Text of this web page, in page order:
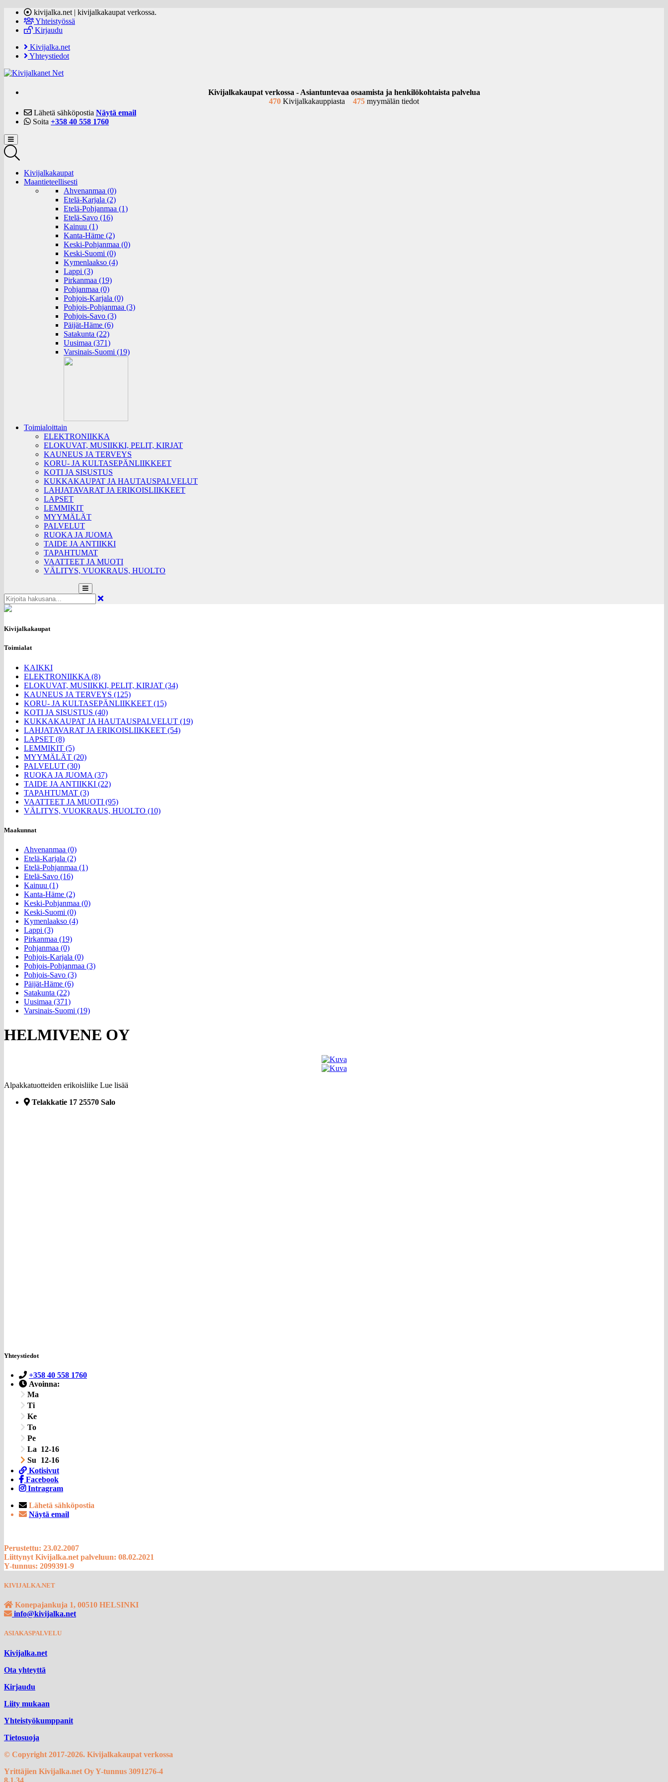
kivijalka.net | kivijalkakaupat verkossa.
Yhteistyössä
Kirjaudu
Kivijalka.net
Yhteystiedot
Kivijalkakaupat verkossa - Asiantuntevaa osaamista ja henkilökohtaista palvelua
470 Kivijalkakauppiasta 475 myymälän tiedot
Lähetä sähköpostia Näytä email
Soita +358 40 558 1760
Kivijalkakaupat
Maantieteellisesti
Ahvenanmaa (0)
Etelä-Karjala (2)
Etelä-Pohjanmaa (1)
Etelä-Savo (16)
Kainuu (1)
Kanta-Häme (2)
Keski-Pohjanmaa (0)
Keski-Suomi (0)
Kymenlaakso (4)
Lappi (3)
Pirkanmaa (19)
Pohjanmaa (0)
Pohjois-Karjala (0)
Pohjois-Pohjanmaa (3)
Pohjois-Savo (3)
Päijät-Häme (6)
Satakunta (22)
Uusimaa (371)
Varsinais-Suomi (19)
Toimialoittain
ELEKTRONIIKKA
ELOKUVAT, MUSIIKKI, PELIT, KIRJAT
KAUNEUS JA TERVEYS
KORU- JA KULTASEPÄNLIIKKEET
KOTI JA SISUSTUS
KUKKAKAUPAT JA HAUTAUSPALVELUT
LAHJATAVARAT JA ERIKOISLIIKKEET
LAPSET
LEMMIKIT
MYYMÄLÄT
PALVELUT
RUOKA JA JUOMA
TAIDE JA ANTIIKKI
TAPAHTUMAT
VAATTEET JA MUOTI
VÄLITYS, VUOKRAUS, HUOLTO
Kivijalkakaupat
Toimialat
KAIKKI
ELEKTRONIIKKA (8)
ELOKUVAT, MUSIIKKI, PELIT, KIRJAT (34)
KAUNEUS JA TERVEYS (125)
KORU- JA KULTASEPÄNLIIKKEET (15)
KOTI JA SISUSTUS (40)
KUKKAKAUPAT JA HAUTAUSPALVELUT (19)
LAHJATAVARAT JA ERIKOISLIIKKEET (54)
LAPSET (8)
LEMMIKIT (5)
MYYMÄLÄT (20)
PALVELUT (30)
RUOKA JA JUOMA (37)
TAIDE JA ANTIIKKI (22)
TAPAHTUMAT (3)
VAATTEET JA MUOTI (95)
VÄLITYS, VUOKRAUS, HUOLTO (10)
Maakunnat
Ahvenanmaa (0)
Etelä-Karjala (2)
Etelä-Pohjanmaa (1)
Etelä-Savo (16)
Kainuu (1)
Kanta-Häme (2)
Keski-Pohjanmaa (0)
Keski-Suomi (0)
Kymenlaakso (4)
Lappi (3)
Pirkanmaa (19)
Pohjanmaa (0)
Pohjois-Karjala (0)
Pohjois-Pohjanmaa (3)
Pohjois-Savo (3)
Päijät-Häme (6)
Satakunta (22)
Uusimaa (371)
Varsinais-Suomi (19)
HELMIVENE OY
Alpakkatuotteiden erikoisliike Lue lisää
Telakkatie 17 25570 Salo
Yhteystiedot
+358 40 558 1760
Avoinna:
Ma
Ti
Ke
To
Pe
La 12-16
Su
12-16
Kotisivut
Facebook
Intragram
Lähetä sähköpostia
Näytä email
Perustettu: 23.02.2007
Liittynyt Kivijalka.net palveluun: 08.02.2021
Y-tunnus: 2099391-9
KIVIJALKA.NET
Konepajankuja 1, 00510 HELSINKI
info@kivijalka.net
ASIAKASPALVELU
Kivijalka.net
Ota yhteyttä
Kirjaudu
Liity mukaan
Yhteistyökumppanit
Tietosuoja
© Copyright 2017-2026. Kivijalkakaupat verkossa
Yrittäjien Kivijalka.net OyY-tunnus 3091276-4
8.1.34